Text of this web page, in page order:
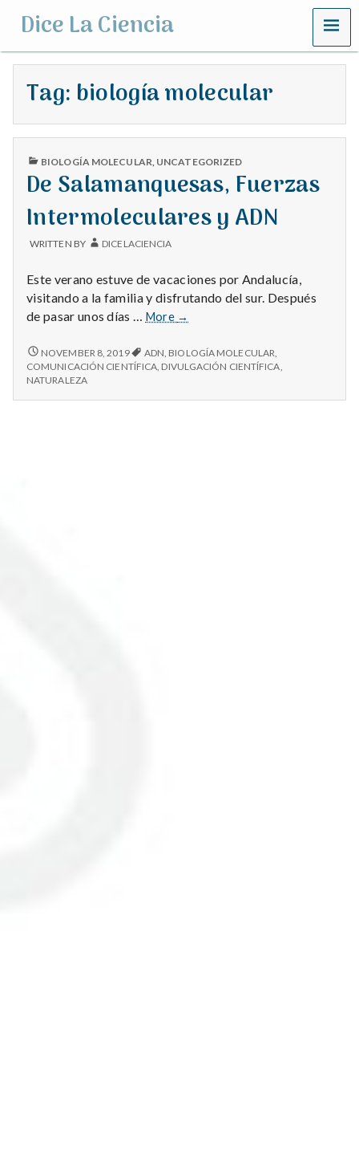
Dice La Ciencia MENU
Tag: biología molecular
PUBLISHED
BIOLOGÍA MOLECULAR, UNCATEGORIZED
De Salamanquesas, Fuerzas
Intermoleculares y ADN
WRITTEN BY DICELACIENCIA
Este verano estuve de vacaciones por Andalucía,
visitando a la familia y disfrutando del sur. Después
de pasar unos días … More
De
Fuerzas
Intermoleculares
ADN
→
DE
SALAMANQUESAS,
FUERZAS
NOVEMBER 8, 2019 ADN BIOLOGÍA MOLECULAR
COMUNICACIÓN CIENTÍFICA DIVULGACIÓN CIENTÍFICA
NATURALEZA